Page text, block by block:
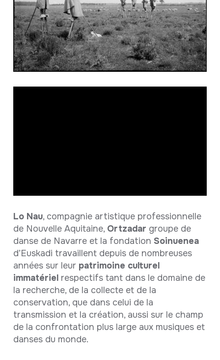
Lo Nau, compagnie artistique professionnelle
de Nouvelle Aquitaine, Ortzadar groupe de
danse de Navarre et la fondation Soinuenea
d’Euskadi travaillent depuis de nombreuses
années sur leur patrimoine culturel
immatériel respectifs tant dans le domaine de
la recherche, de la collecte et de la
conservation, que dans celui de la
transmission et la création, aussi sur le champ
de la confrontation plus large aux musiques et
danses du monde.